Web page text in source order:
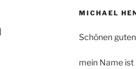
MICHAEL
Schönen
mein Name ist